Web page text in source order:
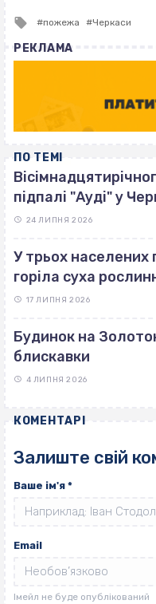
Tagged
пожежа Черкаси
РЕКЛАМА
ПО ТЕМІ
підпалі "Ауді" у
24 ЛИПНЯ 2026
У трьох
горіла суха
17 ЛИПНЯ 2026
Будинок на
блискавки
4 ЛИПНЯ 2026
КОМЕНТАРІ
Залиште свій
Ваше ім'я *
Email